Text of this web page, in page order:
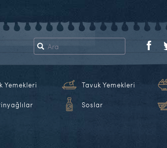
Yemekleri Tavuk Yemekleri
Soslar